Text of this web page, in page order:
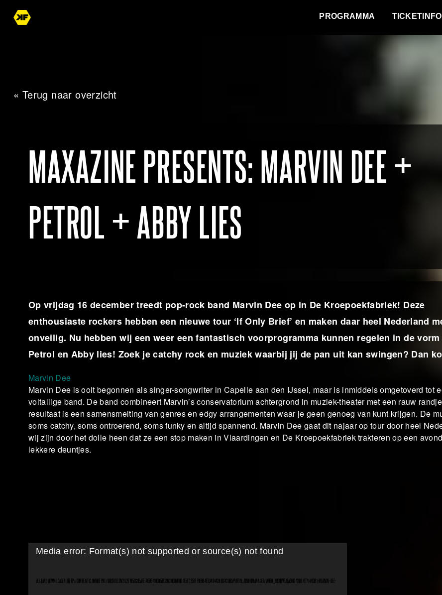
PROGRAMMA TICKETINFO
« Terug naar overzicht
MAXAZINE PRESENTS: MARVIN DEE +
PETROL + ABBY LIES
Op vrijdag 16 december treedt pop-rock band Marvin Dee op in De Kroepoekfabriek! Deze
enthousiaste rockers hebben een nieuwe tour ‘If Only Brief’ en maken daar heel Nederland
onveilig. Nu hebben wij een weer een fantastisch voorprogramma kunnen regelen in de vorm
Petrol en Abby lies! Zoek je catchy rock en muziek waarbij jij de pan uit kan swingen? Dan
Marvin Dee
Marvin Dee is ooit begonnen als singer-songwriter in Capelle aan den IJssel, maar is inmiddels omgetoverd tot
voltallige band. De band combineert Marvin’s conservatorium achtergrond in muziek-theater met een rauw
resultaat is een samensmelting van genres en edgy arrangementen waar je geen genoeg van kunt krijgen. De
soms catchy, soms ontroerend, soms funky en altijd spannend. Marvin Dee gaat dit najaar op tour door heel
wij zijn door het dolle heen dat ze een stop maken in Vlaardingen en De Kroepoekfabriek trakteren op een
lekkere deuntjes.
VIDEOSPELER
Media error: Format(s) not supported or source(s) not found
BESTAND DOWNLOADEN: HTTP://CONTENT1C.OMROEP.NL/URISHIELDV2/L27M5CC95AFE745D541D0057E39C00000000.1E5FC651779E6B4E5349442A1DC43D6D/PORTAL/RADIOMANAGER/VIDEO_ARCHIVE/RADIO2/2016/07/14/6391-MARVIN-DEE-